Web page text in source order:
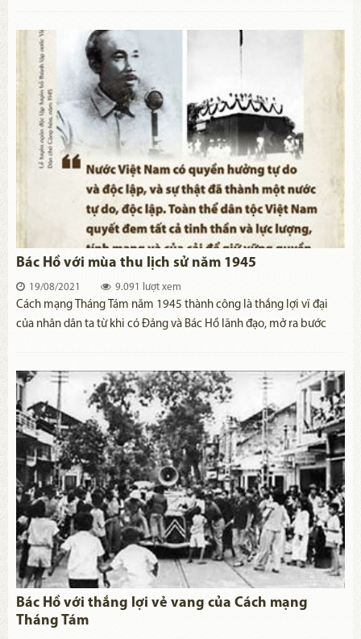
định mục tiêu độc lập dân tộc và chủ nghĩa xã hội”.
Bác Hồ với mùa thu lịch sử năm 1945
19/08/2021 9.091 lượt xem
​Cách mạng Tháng Tám năm 1945 thành công là thắng lợi vĩ đại
của nhân dân ta từ khi có Đảng và Bác Hồ lãnh đạo, mở ra bước
liền với chủ nghĩa xã hội.
Bác Hồ với thắng lợi vẻ vang của Cách mạng
Tháng Tám